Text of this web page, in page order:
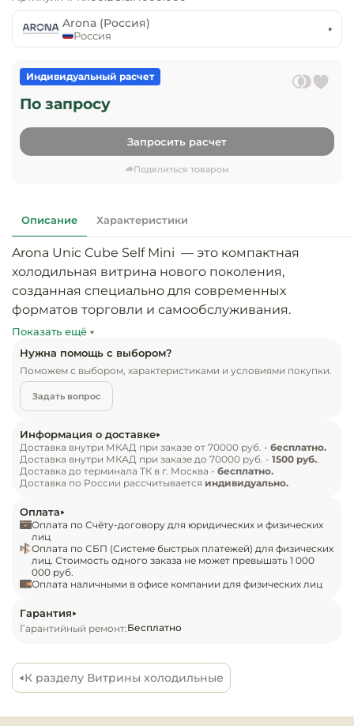
Барное
Кофейное
фастфуда
Инвентарь
Кухонный
Нейтральное
общепита
Весовое
питания
Оснащение
Оснащение
цехов
Оснащение
бытового
Ассортимент и
оборудования
Arona (Россия)
Россия
По запросу
Индивидуальный расчет
Запросить расчет
Поделиться товаром
Описание Характеристики
Arona Unic Cube Self Mini  — это компактная
холодильная витрина нового поколения,
созданная специально для современных
форматов торговли и самообслуживания.
Благодаря открытой выкладке, продукция
максимально приближена к покупателю, что
обеспечивает лёгкий доступ, повышает
вовлечённость и стимулирует импульсные
покупки. Отличная обзорность, панорамное
экспозиционной зоны делают витрину
идеальной для использования в линиях раздачи,
гастрономических островах, зонах «шведский
поддерживает стабильную температуру и
сохраняет свежесть продукции на протяжении
всего дня. Высокая энергоэффективность
снижает эксплуатационные затраты, а
современный минималистичный дизайн легко
вписывается в интерьеры магазинов, кафе и
ресторанов. Arona Unic Cube Self Mini  — это
решении. Повышайте уровень сервиса,
улучшайте клиентский опыт и создавайте яркие
Показать ещё
Нужна помощь с выбором?
Поможем с выбором, характеристиками и условиями покупки.
Задать вопрос
Информация о доставке
Доставка внутри МКАД при заказе от 70000 руб. - бесплатно.
Доставка внутри МКАД при заказе до 70000 руб. - 1500 руб..
Доставка до терминала ТК в г. Москва - бесплатно.
Доставка по России рассчитывается индивидуально.
Оплата
Оплата по Счёту-договору для юридических и физических
лиц
Оплата по СБП (Системе быстрых платежей) для физических
лиц. Стоимость одного заказа не может превышать 1 000
000 руб.
Оплата наличными в офисе компании для физических лиц
Гарантия
Гарантийный ремонт:Бесплатно
К разделу Витрины холодильные